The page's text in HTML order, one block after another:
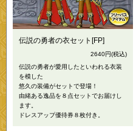
伝説の勇者の衣セット[FP]
2640円(税込)
伝説の勇者が愛用したといわれる衣装
を模した
悠久の装備がセットで登場！
由緒ある逸品を８点セットでお届けし
ます。
ドレスアップ優待券８枚付き。